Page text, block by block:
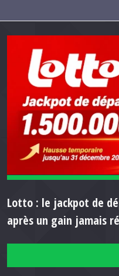
Lotto : le jackpot de
après un gain jamais